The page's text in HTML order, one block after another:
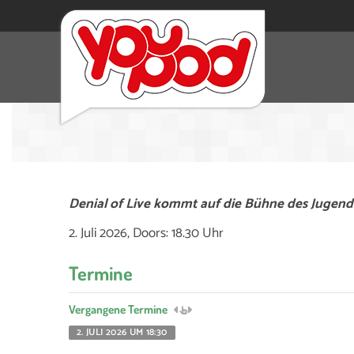
Denial of Live kommt auf die Bühne des
2. Juli 2026, Doors: 18.30 Uhr
Termine
Vergangene Termine
2. JULI 2026 UM 18:30